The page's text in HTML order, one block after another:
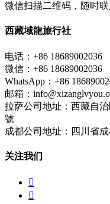
微信扫描二维码，随时
西藏域龍旅行社
电话：+86 18689002036
微信：+86 18689002036
WhatsApp：+86
邮箱：
拉萨公司地址：西藏自
號
成都公司地址：四川省
关注我们

